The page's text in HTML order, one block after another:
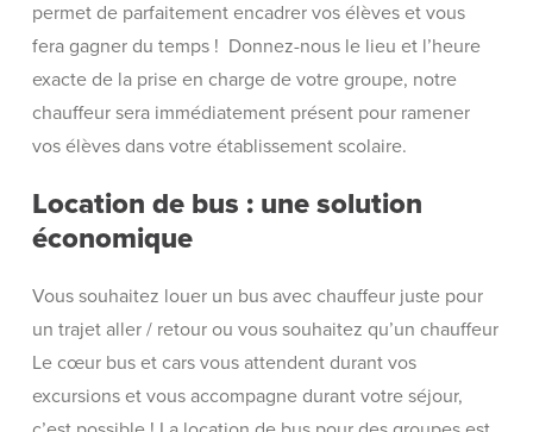
permet de parfaitement encadrer vos élèves et vous
fera gagner du temps ! Donnez-nous le lieu et l’heure
exacte de la prise en charge de votre groupe, notre
chauffeur sera immédiatement présent pour ramener
vos élèves dans votre établissement scolaire.
Location de bus : une solution
économique
Vous souhaitez louer un bus avec chauffeur juste pour
un trajet aller / retour ou vous souhaitez qu’un chauffeur
Le cœur bus et cars vous attendent durant vos
excursions et vous accompagne durant votre séjour,